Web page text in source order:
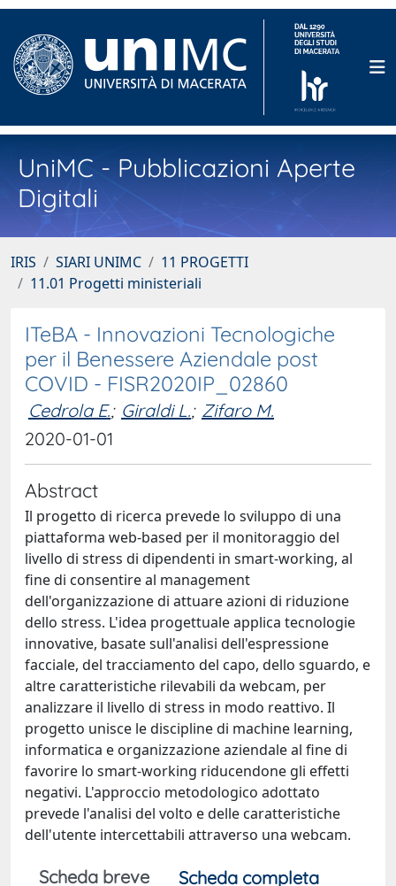
UniMC - Pubblicazioni Aperte
Digitali
IRIS SIARI UNIMC
11 PROGETTI
11.01 Progetti ministeriali
ITeBA - Innovazioni Tecnologiche
per il Benessere Aziendale post
COVID - FISR2020IP_02860
Cedrola E.; Giraldi L.; Zifaro M.
2020-01-01
Abstract
Il progetto di ricerca prevede lo sviluppo di una
piattaforma web-based per il monitoraggio del
livello di stress di dipendenti in smart-working, al
fine di consentire al management
dell'organizzazione di attuare azioni di riduzione
dello stress. L'idea progettuale applica tecnologie
innovative, basate sull'analisi dell'espressione
facciale, del tracciamento del capo, dello sguardo, e
altre caratteristiche rilevabili da webcam, per
analizzare il livello di stress in modo reattivo. Il
progetto unisce le discipline di machine learning,
informatica e organizzazione aziendale al fine di
favorire lo smart-working riducendone gli effetti
negativi. L'approccio metodologico adottato
prevede l'analisi del volto e delle caratteristiche
dell'utente intercettabili attraverso una webcam.
Scheda breve
Scheda completa